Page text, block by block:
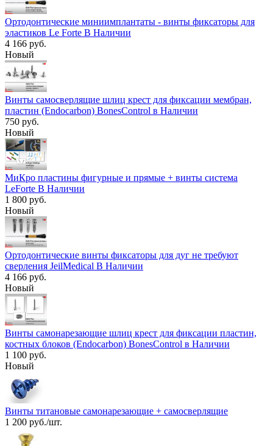
Ортодонтические миниимплантаты - винты фиксаторы для
эластиков Le Forte В Наличии
4 166 руб.
Новый
Винты самосверлящие шлиц крест для фиксации мембран,
пластин (Endocarbon) BonesControl в Наличии
750 руб.
Новый
МиКро пластины фигурные и прямые + винты система
LeForte В Наличии
1 800 руб.
Новый
Ортодонтические винты фиксаторы для дуг не требуют
сверления JeilMedical В Наличии
4 166 руб.
Новый
Винты самонарезающие шлиц крест для фиксации пластин,
костных блоков (Endocarbon) BonesControl в Наличии
1 100 руб.
Новый
Винты титановые самонарезающие + самосверлящие
1 200 руб./шт.